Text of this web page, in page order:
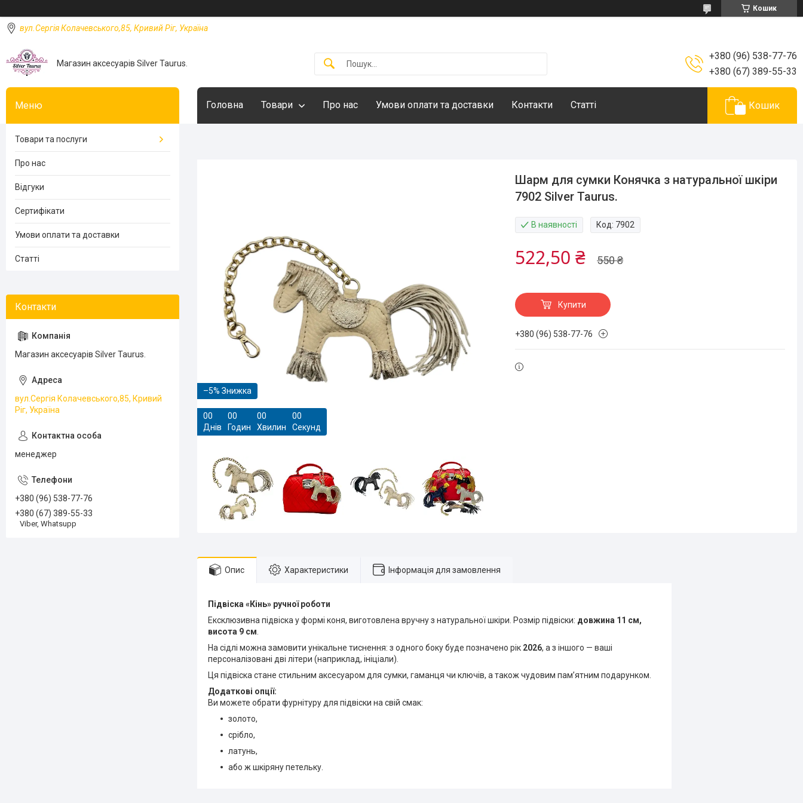
Кошик
вул.Сергія Колачевського,85, Кривий Ріг, Україна
Магазин аксесуарів Silver Taurus.
+380 (96) 538-77-76
+380 (67) 389-55-33
Головна Товари Про нас Умови оплати та доставки Контакти Статті Кошик
–5%
00
Днів
00
Годин
00
Хвилин
00
Секунд
Шарм для сумки Конячка з натуральної шкіри
7902 Silver Taurus.
В наявності Код: 7902
550 ₴
522,50 ₴
Купити
+380 (96) 538-77-76
Опис Характеристики Інформація для замовлення
Підвіска «Кінь» ручної роботи
Ексклюзивна підвіска у формі коня, виготовлена вручну з натуральної шкіри. Розмір підвіски: довжина 11 см,
висота 9 см
На сідлі можна замовити унікальне тиснення: з одного боку буде позначено рік 2026, а з іншого — ваші
персоналізовані дві літери (наприклад, ініціали).
Ця підвіска стане стильним аксесуаром для сумки, гаманця чи ключів, а також чудовим пам’ятним подарунком.
Додаткові опції:
Ви можете обрати фурнітуру для підвіски на свій смак:
золото,
срібло,
латунь,
або ж шкіряну петельку.
Товари та послуги
Про нас
Відгуки
Сертифікати
Умови оплати та доставки
Статті
Магазин аксесуарів Silver Taurus.
вул.Сергія Колачевського,85, Кривий
Ріг, Україна
менеджер
+380 (96) 538-77-76
+380 (67) 389-55-33
Viber, Whatsupp